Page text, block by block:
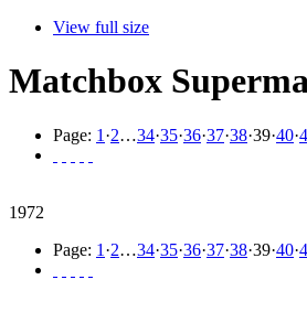
View full size
Matchbox
Page: 1 ·2…34·35·36·37·38·39·40·
1972
Page: 1 ·2…34·35·36·37·38·39·40·